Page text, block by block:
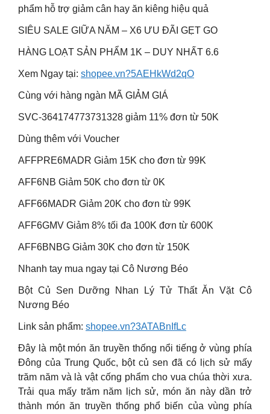
phẩm hỗ trợ giảm cân hay ăn kiêng hiệu quả
SIÊU SALE GIỮA NĂM – X6 ƯU ĐÃI GẸT GO
HÀNG LOẠT SẢN PHẨM 1K – DUY NHẤT 6.6
Xem Ngay tại: shopee.vn?5AEHkWd2qO
Cùng với hàng ngàn MÃ GIẢM GIÁ
SVC-364174773731328 giảm 11% đơn từ 50K
Dùng thêm với Voucher
AFFPRE6MADR Giảm 15K cho đơn từ 99K
AFF6NB Giảm 50K cho đơn từ 0K
AFF66MADR Giảm 20K cho đơn từ 99K
AFF6GMV Giảm 8% tối đa 100K đơn từ 600K
AFF6BNBG Giảm 30K cho đơn từ 150K
Nhanh tay mua ngay tại Cô Nương Béo
Bột Củ Sen Dưỡng Nhan Lý Tử Thất Ăn Vặt Cô
Nương Béo
Link sản phẩm: shopee.vn?3ATABnIfLc
Đây là một món ăn truyền thống nổi tiếng ở vùng phía
Đông của Trung Quốc, bột củ sen đã có lịch sử mấy
trăm năm và là vật cống phẩm cho vua chúa thời xưa.
Trải qua mấy trăm năm lịch sử, món ăn này dần trở
thành món ăn truyền thống phổ biến của vùng phía